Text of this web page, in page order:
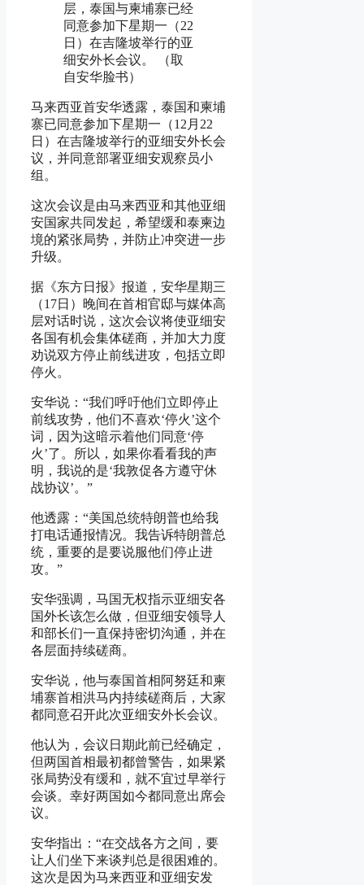
层，泰国与柬埔寨已经
同意参加下星期一（22
日）在吉隆坡举行的亚
细安外长会议。 （取
自安华脸书）
马来西亚首安华透露，泰国和柬埔
寨已同意参加下星期一（12月22
日）在吉隆坡举行的亚细安外长会
议，并同意部署亚细安观察员小
组。
这次会议是由马来西亚和其他亚细
安国家共同发起，希望缓和泰柬边
境的紧张局势，并防止冲突进一步
升级。
据《东方日报》报道，安华星期三
（17日）晚间在首相官邸与媒体高
层对话时说，这次会议将使亚细安
各国有机会集体磋商，并加大力度
劝说双方停止前线进攻，包括立即
停火。
安华说：“我们呼吁他们立即停止
前线攻势，他们不喜欢‘停火’这个
词，因为这暗示着他们同意‘停
火’了。所以，如果你看看我的声
明，我说的是‘我敦促各方遵守休
战协议’。”
他透露：“美国总统特朗普也给我
打电话通报情况。我告诉特朗普总
统，重要的是要说服他们停止进
攻。”
安华强调，马国无权指示亚细安各
国外长该怎么做，但亚细安领导人
和部长们一直保持密切沟通，并在
各层面持续磋商。
安华说，他与泰国首相阿努廷和柬
埔寨首相洪马内持续磋商后，大家
都同意召开此次亚细安外长会议。
他认为，会议日期此前已经确定，
但两国首相最初都曾警告，如果紧
张局势没有缓和，就不宜过早举行
会谈。幸好两国如今都同意出席会
议。
安华指出：“在交战各方之间，要
让人们坐下来谈判总是很困难的。
这次是因为马来西亚和亚细安发